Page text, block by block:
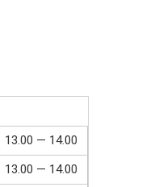
13.00 — 14.00
13.00 — 14.00